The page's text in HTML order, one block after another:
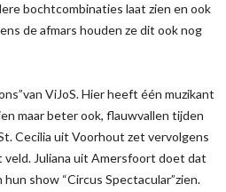
bochtcombinaties laat zien en ook
de afmars houden ze dit ook nog
ViJoS. Hier heeft één muzikant
maar beter ook, flauwvallen tijden
Cecilia uit Voorhout zet vervolgens
Juliana uit Amersfoort doet dat
show “Circus Spectacular”zien.